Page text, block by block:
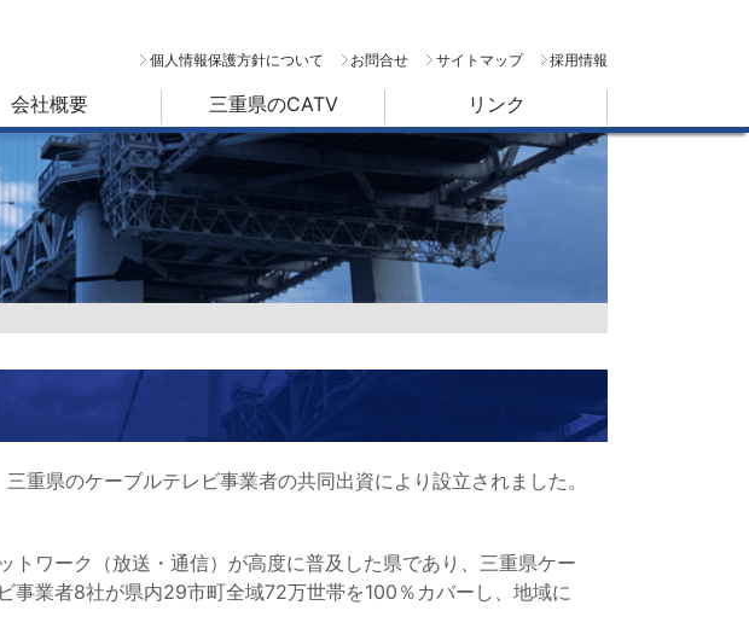
個人情報保護方針について お問合せ サイトマップ 採用情報
会社概要 三重県のCATV リンク
重県のケーブルテレビ事業者の共同出資により設立されました。
トワーク（放送・通信）が高度に普及した県であり、三重県ケー
事業者8社が県内29市町全域72万世帯を100％カバーし、地域に